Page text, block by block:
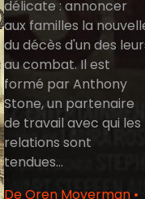
délicate : annoncer
aux familles la
du décès d'un des
au combat. Il est
formé par Anthony
Stone, un partenaire
de travail avec qui les
relations sont
tendues...
De Oren Moverman •